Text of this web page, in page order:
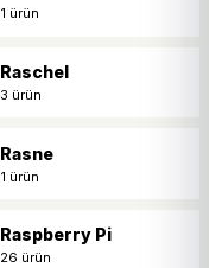
1 ürün
Raschel
3 ürün
Rasne
1 ürün
Raspberry Pi
26 ürün